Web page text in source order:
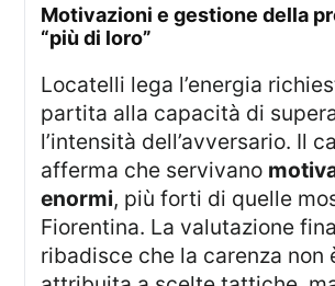
motivazioni e gestione della pressione:
“più di loro”
Locatelli lega l’energia richiesta alla
partita alla capacità di
l’intensità dell’avversario. Il
afferma che servivano
enormi, più forti di quelle
Fiorentina. La valutazione
ribadisce che la carenza non